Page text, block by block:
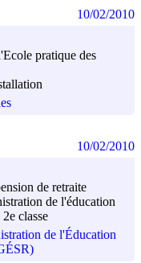
pratique des
10/02/2010
de retraite
de l'éducation
classe
de l'Éducation
10/02/2010